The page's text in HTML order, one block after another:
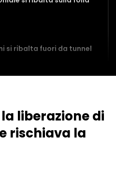
si ribalta fuori da tunnel
fa saltare in aria il drone
liberazione di
rischiava la